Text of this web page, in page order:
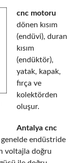
cnc motoru
dönen kısım
(endüvi), duran
kısım
(endüktör),
yatak, kapak,
fırça ve
kolektörden
oluşur.
Antalya cnc
endüstride
voltajla doğru